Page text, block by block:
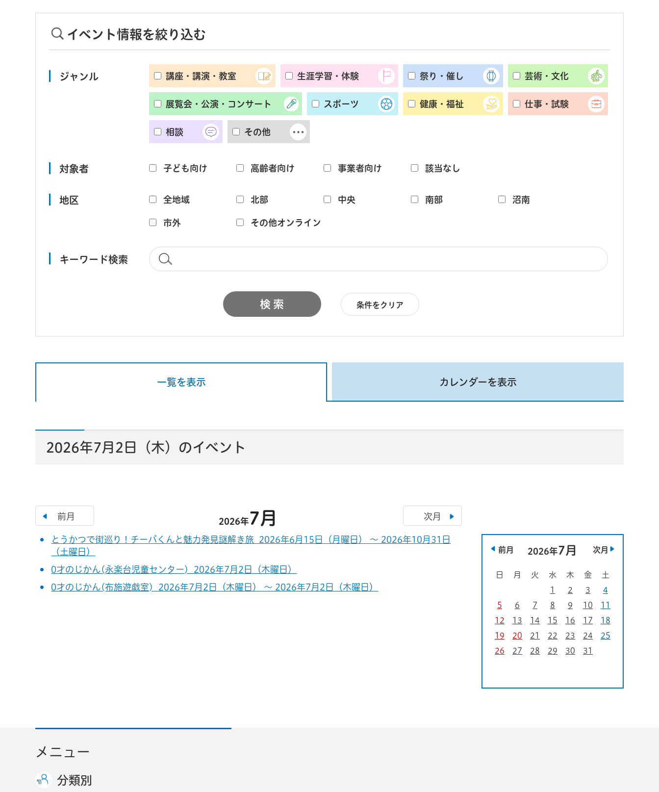
イベント情報を絞り込む
ジャンル 講座・講演・教室 生涯学習・体験 祭り・催し 芸術・文化
展覧会・公演・コンサート スポーツ 健康・福祉 仕事・試験
相談 その他
対象者 子ども向け 高齢者向け 事業者向け 該当なし
地区 全地域 北部 中央 南部 沼南
市外 その他オンライン
キーワード検索
条件をクリア
一覧を表示 カレンダーを表示
2026年7月2日（木）のイベント
前月 2026年7月 次月
日 月 火 水 木 金
土
1
2 3
4
5
6 7 8 9 10
11
12
13 14 15 16 17
18
19
20 21 22 23 24
25
26
27 28 29 30 31
前月
2026年7月 次月
とうかつで街巡り！チーバくんと魅力発見謎解き旅 2026年6月15日（月曜日） ～ 2026年10月31日
（土曜日）
0才のじかん(永楽台児童センター) 2026年7月2日（木曜日）
0才のじかん(布施遊戯室) 2026年7月2日（木曜日） ～ 2026年7月2日（木曜日）
メニュー
分類別